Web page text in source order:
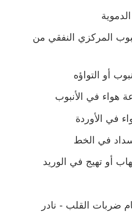
المركزي النفقي من
أو التواؤه
هواء في الأنبوب
في الأوردة
في الخط
أو تهيج في الوريد
ضربات القلب - نادر